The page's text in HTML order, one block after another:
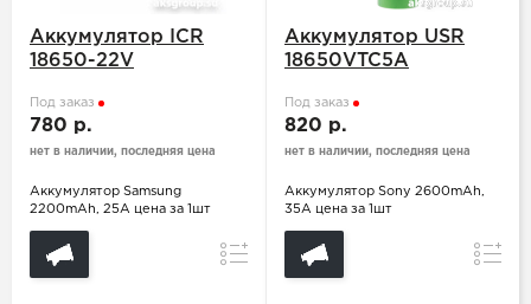
Аккумулятор ICR
18650-22V
Под заказ
780 р.
нет в наличии, последняя цена
Аккумулятор Samsung
2200mAh, 25A цена за 1шт
Сравнение
Аккумулятор USR
18650VTC5A
Под заказ
820 р.
нет в наличии, последняя цена
Аккумулятор Sony 2600mAh,
35A цена за 1шт